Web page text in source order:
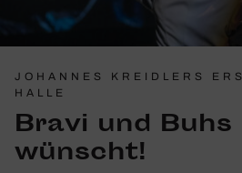
JOHANNES KREIDLERS
HALLE
Bravi und
wünscht!